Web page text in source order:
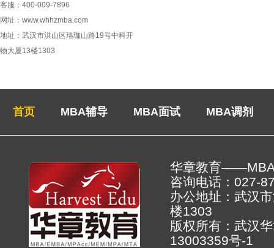
客服：400-009-7896
网址：www.whhzmba.com
地址：武汉市洪山区珞珈山路19号中科开
物大厦13楼1303
首页 MBA辅导 MBA面试 MBA调剂
华章教育
咨询电话：027-
办公地址：武汉
楼
版权所有：武汉
13003359号-1